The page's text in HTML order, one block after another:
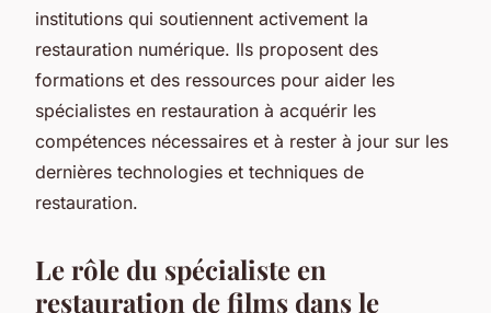
institutions qui soutiennent activement la
restauration numérique. Ils proposent des
formations et des ressources pour aider les
spécialistes en restauration à acquérir les
compétences nécessaires et à rester à jour sur les
dernières technologies et techniques de
restauration.
Le rôle du spécialiste en
restauration de films dans le